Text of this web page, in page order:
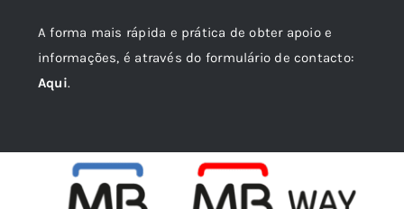
A forma mais rápida e prática de obter apoio e
informações, é através do formulário de contacto:
Aqui.